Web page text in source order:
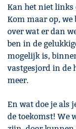
Kan het niet links
Kom maar op,
over wat er dan
ben in de
mogelijk is,
vastgesjord in de
meer.
En wat doe je als
de toekomst! We